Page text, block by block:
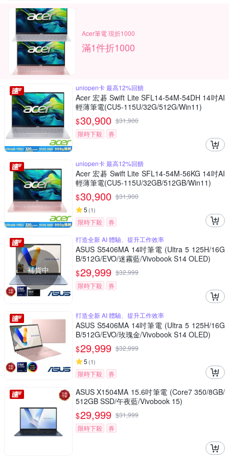
Acer筆電 現折1000
滿1件折1000
uniopen卡 最高12%回饋
Acer 宏碁 Swift Lite SFL14-54M-54DH 14吋AI
輕薄筆電(CU5-115U/32G/512G/Win11)
$30,900 $31,900
限時下殺
券
uniopen卡 最高12%回饋
Acer 宏碁 Swift Lite SFL14-54M-56KG 14吋AI
輕薄筆電(CU5-115U/32GB/512GB/Win11)
$30,900 $31,900
5 (1)
限時下殺 券
補貨中
打造全新 AI 體驗、提升工作效率
ASUS S5406MA 14吋筆電 (Ultra 5 125H/16G
B/512G/EVO/迷霧藍/Vivobook S14 OLED)
$29,999 $32,999
限時下殺
券
打造全新 AI 體驗、提升工作效率
ASUS S5406MA 14吋筆電 (Ultra 5 125H/16G
B/512G/EVO/玫瑰金/Vivobook S14 OLED)
$29,999 $32,999
5 (1)
限時下殺 券
ASUS X1504MA 15.6吋筆電 (Core7 350/8GB/
512GB SSD/午夜藍/Vivobook 15)
$29,999 $31,999
限時下殺
券